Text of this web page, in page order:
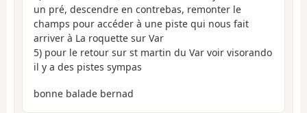
un pré, descendre en contrebas, remonter le
champs pour accéder à une piste qui nous fait
arriver à La roquette sur Var
5) pour le retour sur st martin du Var voir visorando
il y a des pistes sympas
bonne balade bernad